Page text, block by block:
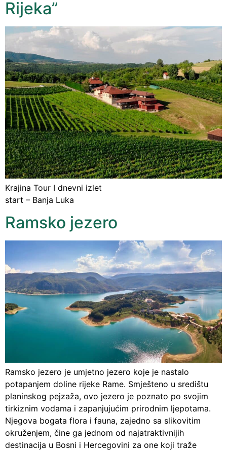
Rijeka”
Krajina Tour I dnevni izlet
start – Banja Luka
Ramsko jezero
Ramsko jezero je umjetno jezero koje je nastalo
potapanjem doline rijeke Rame. Smješteno u središtu
planinskog pejzaža, ovo jezero je poznato po svojim
tirkiznim vodama i zapanjujućim prirodnim ljepotama.
Njegova bogata flora i fauna, zajedno sa slikovitim
okruženjem, čine ga jednom od najatraktivnijih
destinacija u Bosni i Hercegovini za one koji traže